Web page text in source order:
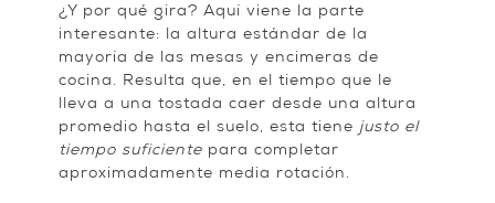
¿Y por qué gira? Aquí viene la parte
interesante: la altura estándar de la
mayoría de las mesas y encimeras de
cocina. Resulta que, en el tiempo que le
lleva a una tostada caer desde una altura
promedio hasta el suelo, esta tiene justo el
tiempo suficientepara completar
aproximadamente media rotación.